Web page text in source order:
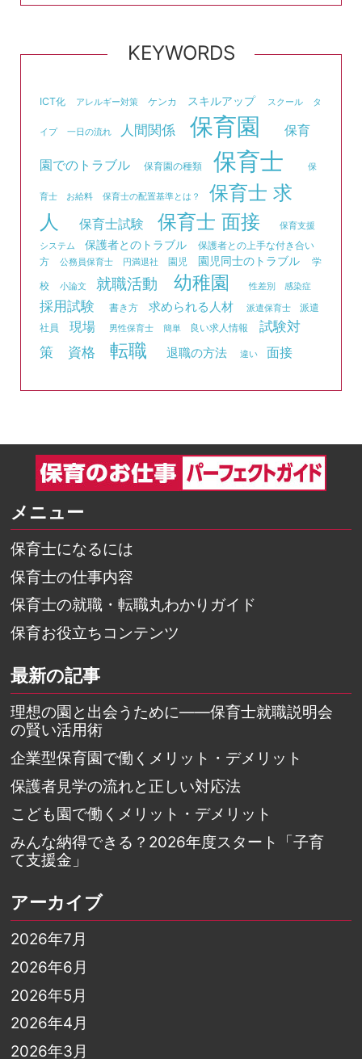
KEYWORDS
ICT化 アレルギー対策 ケンカ スキルアップ スクール タ
イプ 一日の流れ 人間関係 保育園 保育
園でのトラブル 保育園の種類 保育士 保
育士 お給料 保育士の配置基準とは？
保育士 求
人
保育士試験 保育士 面接
保育支援
システム
保護者とのトラブル
保護者との上手な付き合い
方
公務員保育士 円満退社 園児 園児同士のトラブル
学
校
小論文 就職活動 幼稚園 性差別 感染症
採用試験 書き方 求められる人材 派遣保育士
派遣
社員
現場 男性保育士 簡単 良い求人情報
試験対
策
資格 転職 退職の方法 違い 面接
メニュー
保育士になるには
保育士の仕事内容
保育士の就職・転職丸わかりガイド
保育お役立ちコンテンツ
最新の記事
理想の園と出会うために――保育士就職説明会
の賢い活用術
企業型保育園で働くメリット・デメリット
保護者見学の流れと正しい対応法
こども園で働くメリット・デメリット
みんな納得できる？2026年度スタート「子育
て支援金」
アーカイブ
2026年7月
2026年6月
2026年5月
2026年4月
2026年3月